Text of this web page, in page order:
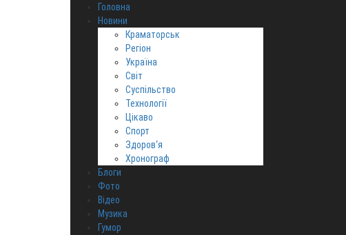
Головна
Новини
Краматорськ
Регіон
Україна
Світ
Суспільство
Технології
Цікаво
Спорт
Здоров‘я
Хронограф
Блоги
Фото
Відео
Музика
Гумор